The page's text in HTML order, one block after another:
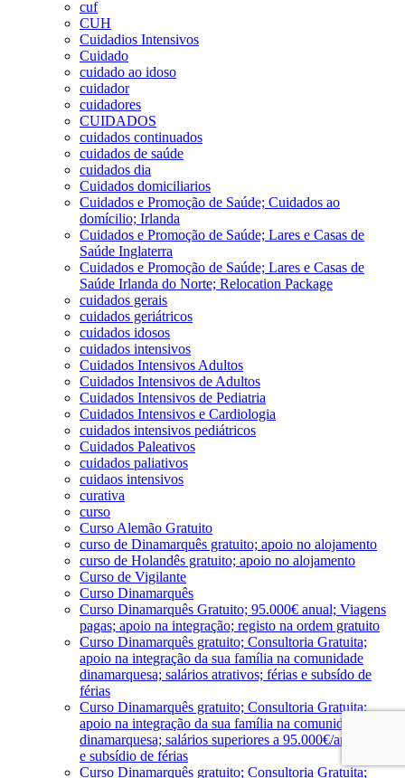
cuf
CUH
Cuidadios Intensivos
Cuidado
cuidado ao idoso
cuidador
cuidadores
CUIDADOS
cuidados continuados
cuidados de saúde
cuidados dia
Cuidados domiciliarios
Cuidados e Promoção de Saúde; Cuidados ao
domícilio; Irlanda
Cuidados e Promoção de Saúde; Lares e Casas de
Saúde Inglaterra
Cuidados e Promoção de Saúde; Lares e Casas de
Saúde Irlanda do Norte; Relocation Package
cuidados gerais
cuidados geriátricos
cuidados idosos
cuidados intensivos
Cuidados Intensivos Adultos
Cuidados Intensivos de Adultos
Cuidados Intensivos de Pediatria
Cuidados Intensivos e Cardiologia
cuidados intensivos pediátricos
Cuidados Paleativos
cuidados paliativos
cuidaos intensivos
curativa
curso
Curso Alemão Gratuito
curso de Dinamarquês gratuito; apoio no alojamento
curso de Holandês gratuito; apoio no alojamento
Curso de Vigilante
Curso Dinamarquês
Curso Dinamarquês Gratuito; 95.000€ anual; Viagens
pagas; apoio na integração; registo na ordem gratuito
Curso Dinamarquês gratuito; Consultoria Gratuita;
apoio na integração da sua família na comunidade
dinamarquesa; salários atrativos; férias e subsído de
férias
Curso Dinamarquês gratuito; Consultoria Gratuita;
apoio na integração da sua família na comunidade
dinamarquesa; salários superiores a 95.000€/ano; férias
e subsídio de férias
Curso Dinamarquês gratuito; Consultoria Gratuita;